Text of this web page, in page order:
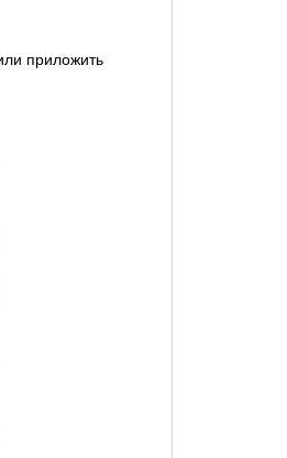
приложить